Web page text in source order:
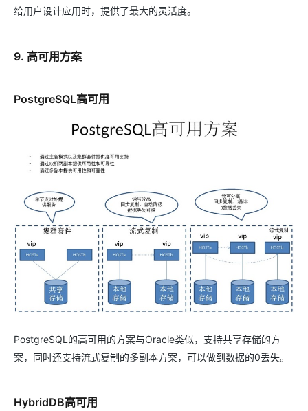
给用户设计应用时，提供了最大的灵活度。
9. 高可用方案
PostgreSQL高可用
PostgreSQL的高可用的方案与Oracle类似，支持共享存储的方
案，同时还支持流式复制的多副本方案，可以做到数据的0丢失。
HybridDB高可用